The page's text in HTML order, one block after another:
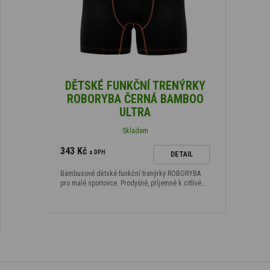
DĚTSKÉ FUNKČNÍ TRENÝRKY
ROBORYBA ČERNÁ BAMBOO
ULTRA
Skladem
343 Kč s DPH DETAIL
Bambusové dětské funkční trenýrky ROBORYBA
pro malé sportovce. Prodyšné, příjemné k citlivé…